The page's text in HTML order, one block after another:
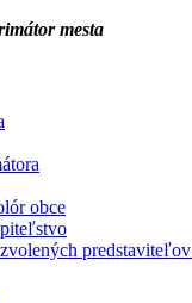
mesta
obce
predstaviteľov